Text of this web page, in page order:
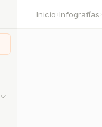
Inicio› Infografías›